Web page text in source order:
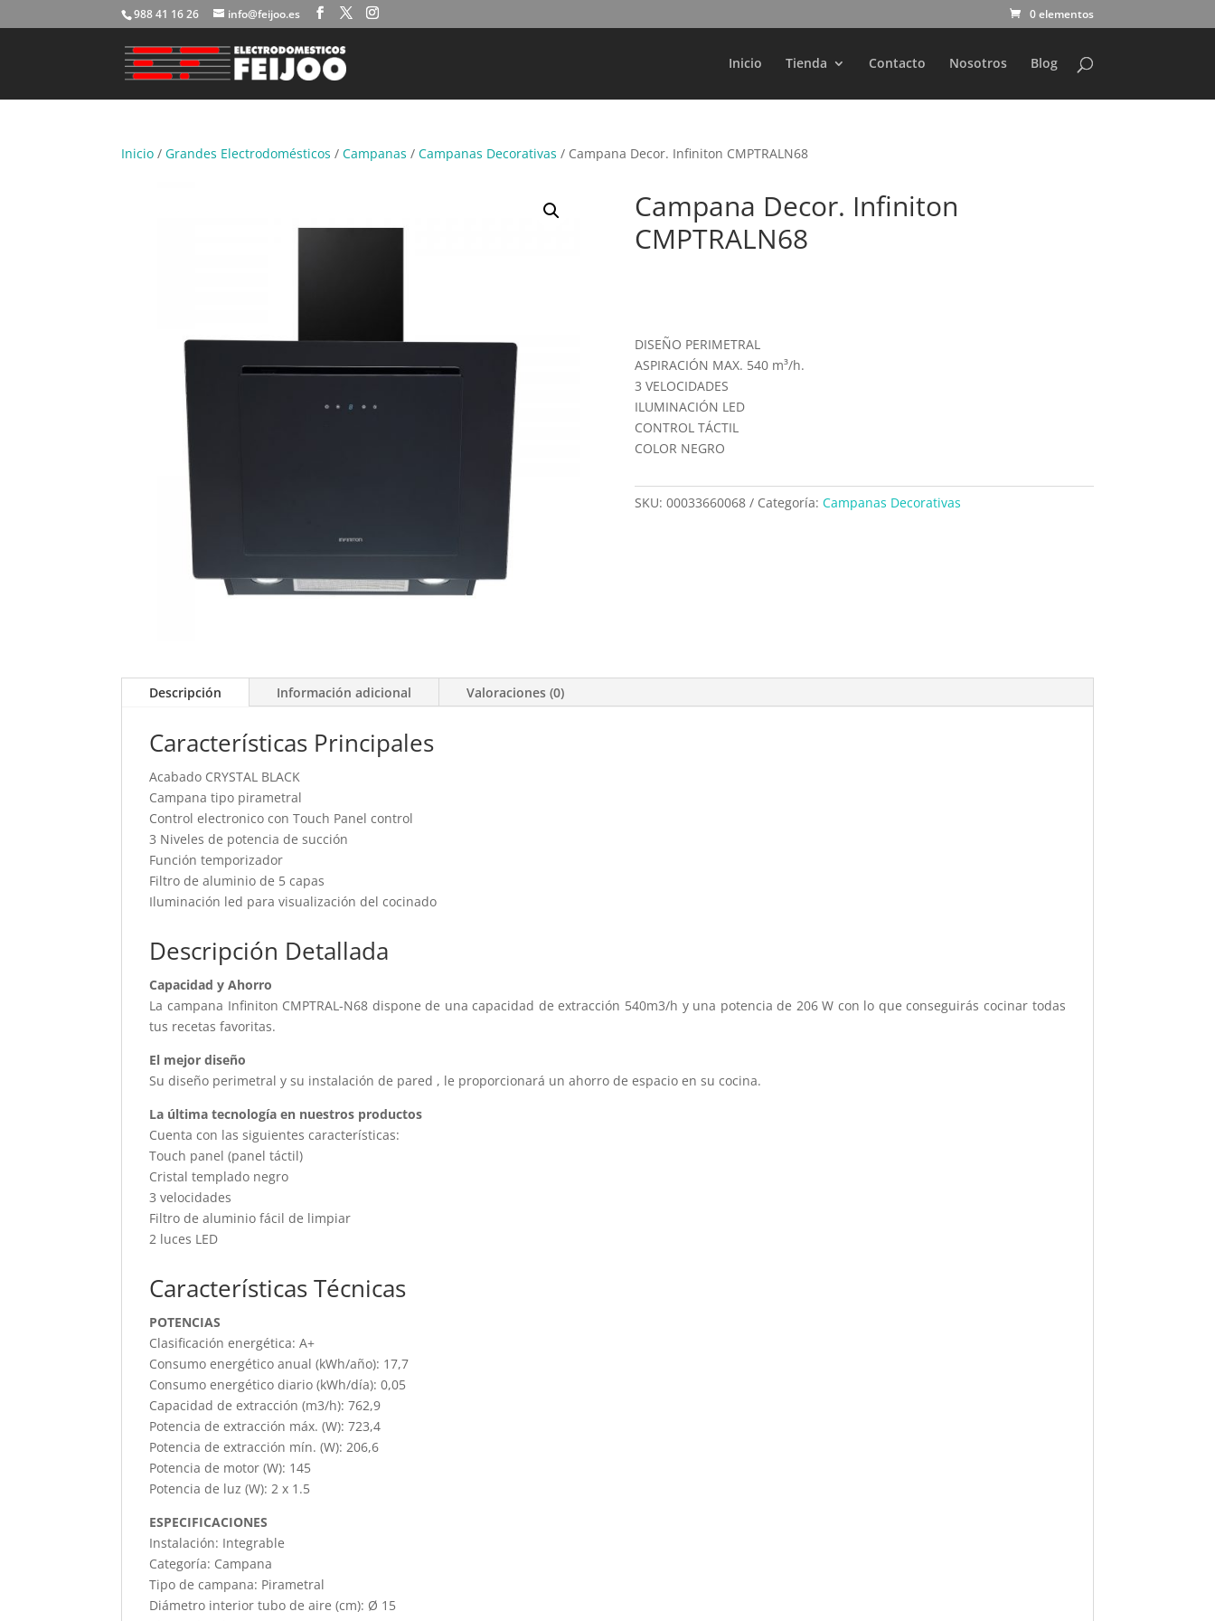
988 41 16 26 info@feijoo.es 0 elementos
Inicio Tienda Contacto Nosotros Blog
Búsqueda
productos
Inicio /Grandes Electrodomésticos /Campanas /Campanas Decorativas / Campana Decor. Infiniton CMPTRALN68
Campana Decor. Infiniton
CMPTRALN68
DISEÑO PERIMETRAL
ASPIRACIÓN MAX. 540 m³/h.
3 VELOCIDADES
ILUMINACIÓN LED
CONTROL TÁCTIL
COLOR NEGRO
SKU: 00033660068 Categoría: Campanas Decorativas
Descripción Información adicional Valoraciones (0)
Características Principales
Acabado CRYSTAL BLACK
Campana tipo pirametral
Control electronico con Touch Panel control
3 Niveles de potencia de succión
Función temporizador
Filtro de aluminio de 5 capas
Iluminación led para visualización del cocinado
Descripción Detallada
Capacidad y Ahorro
La campana Infiniton CMPTRAL-N68 dispone de una capacidad de extracción 540m3/h y una potencia de 206 W con lo que conseguirás cocinar todas
tus recetas favoritas.
El mejor diseño
Su diseño perimetral y su instalación de pared , le proporcionará un ahorro de espacio en su cocina.
La última tecnología en nuestros productos
Cuenta con las siguientes características:
Touch panel (panel táctil)
Cristal templado negro
3 velocidades
Filtro de aluminio fácil de limpiar
2 luces LED
Características Técnicas
POTENCIAS
Clasificación energética: A+
Consumo energético anual (kWh/año): 17,7
Consumo energético diario (kWh/día): 0,05
Capacidad de extracción (m3/h): 762,9
Potencia de extracción máx. (W): 723,4
Potencia de extracción mín. (W): 206,6
Potencia de motor (W): 145
Potencia de luz (W): 2 x 1.5
ESPECIFICACIONES
Instalación: Integrable
Categoría: Campana
Tipo de campana: Pirametral
Diámetro interior tubo de aire (cm): Ø 15